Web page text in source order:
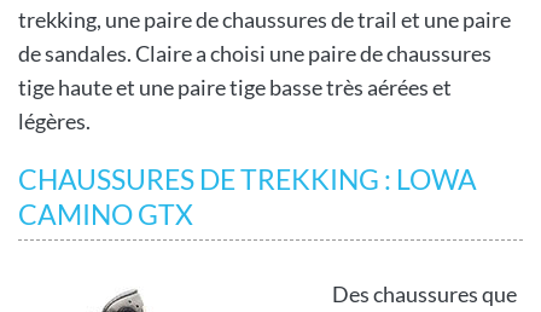
trekking, une paire de chaussures de trail et une paire
de sandales. Claire a choisi une paire de chaussures
tige haute et une paire tige basse très aérées et
légères.
CHAUSSURES DE TREKKING : LOWA
CAMINO GTX
Des chaussures que